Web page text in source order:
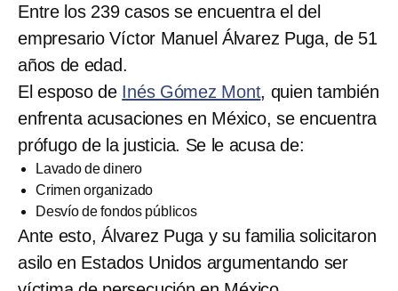
Entre los 239 casos se encuentra el del
empresario Víctor Manuel Álvarez Puga, de 51
años de edad.
El esposo de Inés Gómez Mont, quien también
enfrenta acusaciones en México, se encuentra
prófugo de la justicia. Se le acusa de:
Lavado de dinero
Crimen organizado
Desvío de fondos públicos
Ante esto, Álvarez Puga y su familia solicitaron
asilo en Estados Unidos argumentando ser